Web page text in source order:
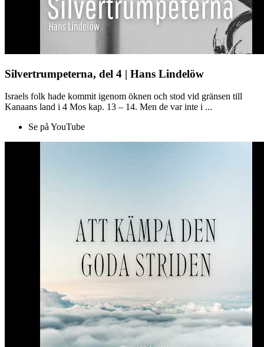
Silvertrumpeterna, del 4 | Hans Lindelöw
Israels folk hade kommit igenom öknen och stod vid gränsen till
Kanaans land i 4 Mos kap. 13 – 14. Men de var inte i ...
Se på YouTube